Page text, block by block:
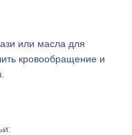
или масла для
кровообращение и